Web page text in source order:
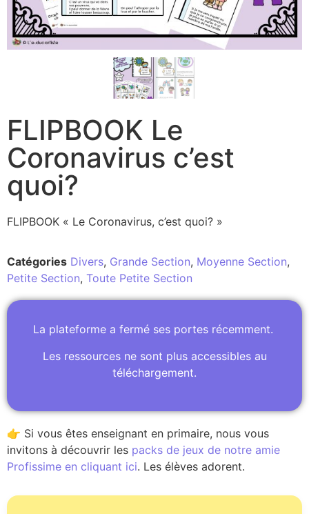
FLIPBOOK Le
Coronavirus c’est
quoi?
FLIPBOOK « Le Coronavirus, c’est quoi? »
Catégories Divers, Grande Section, Moyenne Section,
Petite Section, Toute Petite Section
La plateforme a fermé ses portes récemment.
Les ressources ne sont plus accessibles au
téléchargement.
👉 Si vous êtes enseignant en primaire, nous vous
invitons à découvrir les packs de jeux de notre amie
Profissime en cliquant ici. Les élèves adorent.